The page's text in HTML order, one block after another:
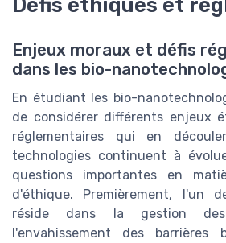
Enjeux moraux et défis
dans les bio-
En étudiant les bio-
de considérer différents enjeux
réglementaires qui en
technologies continuent à
questions importantes en
d'éthique. Premièrement, l'un
réside dans la gestion
l'envahissement des barrières